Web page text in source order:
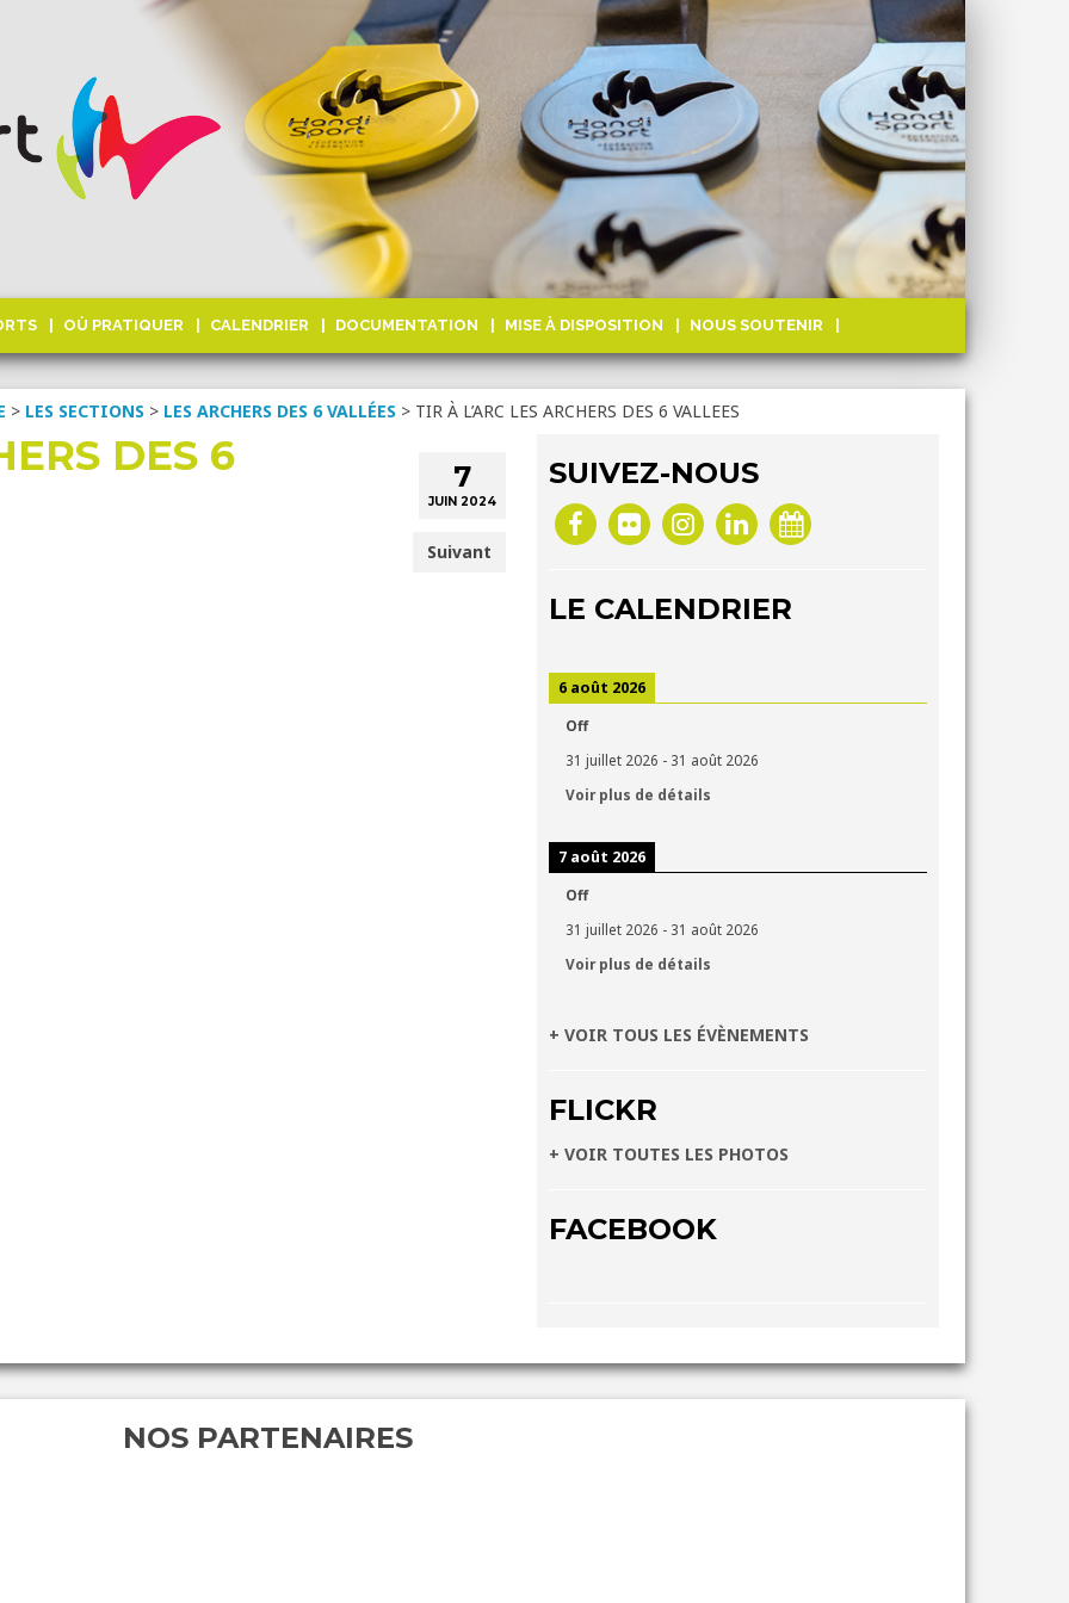
OÙ PRATIQUER CALENDRIER DOCUMENTATION MISE À DISPOSITION NOUS SOUTENIR
> LES SECTIONS > LES ARCHERS DES 6 VALLÉES > TIR À L’ARC LES ARCHERS DES 6 VALLEES
7
JUIN 2024
DES 6
Suivant
SUIVEZ-NOUS
LE CALENDRIER
6 août 2026
Off
31 juillet 2026 - 31 août 2026
Voir plus de détails
7 août 2026
Off
31 juillet 2026 - 31 août 2026
Voir plus de détails
+ VOIR TOUS LES ÉVÈNEMENTS
FLICKR
+ VOIR TOUTES LES PHOTOS
FACEBOOK
NOS PARTENAIRES